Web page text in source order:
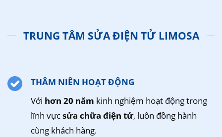
TRUNG TÂM SỬA ĐIỆN TỬ LIMOSA
THÂM NIÊN HOẠT ĐỘNG
Với hơn 20 năm kinh nghiệm hoạt động trong
lĩnh vựcsửa chữa điện tử, luôn đồng hành
cùng khách hàng.